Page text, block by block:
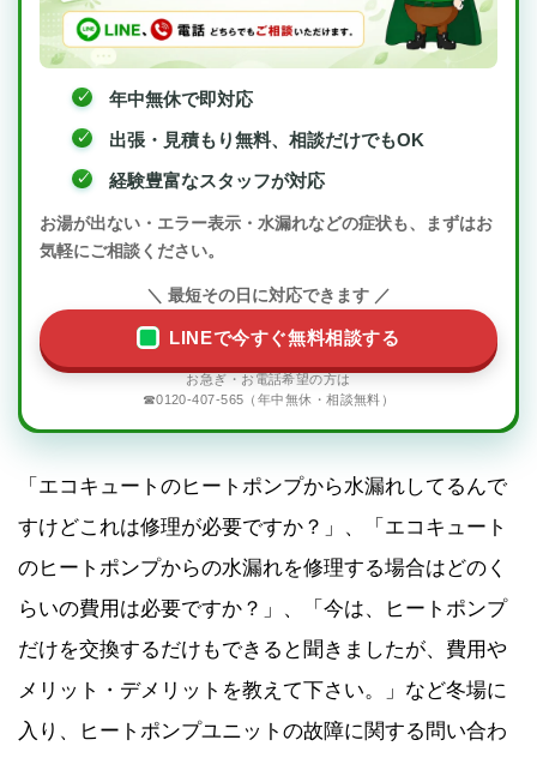
年中無休で即対応
出張・見積もり無料、相談だけでもOK
経験豊富なスタッフが対応
お湯が出ない・エラー表示・水漏れなどの症状も、まずはお
気軽にご相談ください。
LINEで今すぐ無料相談する
☎0120-407-565（年中無休・相談無料）
「エコキュートのヒートポンプから水漏れしてるんで
すけどこれは修理が必要ですか？」、「エコキュート
のヒートポンプからの水漏れを修理する場合はどのく
らいの費用は必要ですか？」、「今は、ヒートポンプ
だけを交換するだけもできると聞きましたが、費用や
メリット・デメリットを教えて下さい。」など冬場に
入り、ヒートポンプユニットの故障に関する問い合わ